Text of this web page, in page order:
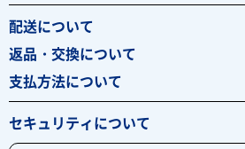
配送について
返品・交換について
支払方法について
セキュリティについて